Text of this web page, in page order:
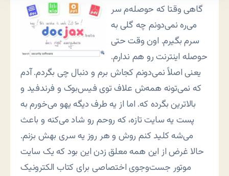
گاهی وقتا که حوصله‌م سر
می‌ره نمی‌دونم چه گلی به
سرم بگیرم. اون وقت حتی
حوصله اینترنت رو هم ندارم.
یعنی اصلاً نمی‌دونم کجاش برم و دنبال چی بگردم. آدم
که نمی‌تونه همه‌ش علاف توی فیس‌بوک و فرندفید و
بالاترین بگرده که. اما از یه طرف دیگه یهو می‌خورم به
پست یه سایت تازه، که روحم رو شاد می‌کنه و باعث
می‌شه کلید کنم روش و هر روز یه سری بهش بزنم.
حالا غرض از این همه معلق زدن این بود که یک سایت
موتور جست‌وجوی اختصاصی برای کتاب الکترونیک